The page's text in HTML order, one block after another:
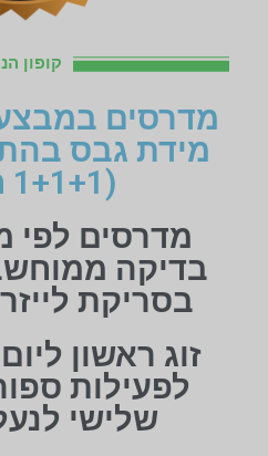
קופון
מידת גבס
(1+1+1 חינם)
מדרסים לפי
בדיקה
בסריקת
זוג ראשון
לפעילות
שלישי